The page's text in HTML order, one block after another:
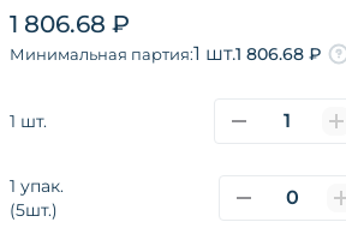
1 806.68 ₽
Минимальная партия:1 шт.1 806.68 ₽
1 шт.
1 упак.
(5шт.)
Товарная группа
Тип товара
Форма товара